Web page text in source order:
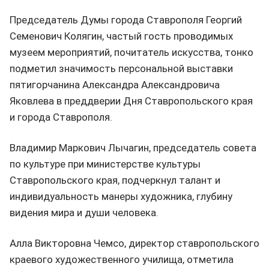
Председатель Думы города Ставрополя Георгий
Семенович Колягин, частый гость проводимых
музеем мероприятий, почитатель искусства, тонко
подметил значимость персональной выставки
пятигорчанина Александра Александровича
Яковлева в преддверии Дня Ставропольского края
и города Ставрополя.
Владимир Маркович Лычагин, председатель совета
по культуре при министерстве культуры
Ставропольского края, подчеркнул талант и
индивидуальность манеры художника, глубину
видения мира и души человека.
Алла Викторовна Чемсо, директор ставропольского
краевого художественного училища, отметила